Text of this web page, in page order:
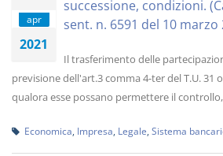
apr
2021
successione, condizioni.
sent. n. 6591 del 10 marzo
Il trasferimento delle
previsione dell'art.3 comma 4-ter del T.U. 31
qualora esse possano permettere il
Economica Impresa Legale Sistema